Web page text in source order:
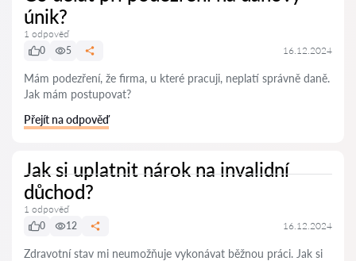
únik?
1 odpověď
0
5 16.12.2024
Mám podezření, že firma, u které pracuji, neplatí správně daně.
Jak mám postupovat?
Přejít na odpověď
Jak si uplatnit nárok na invalidní
důchod?
1 odpověď
0
12 16.12.2024
Zdravotní stav mi neumožňuje vykonávat běžnou práci. Jak si